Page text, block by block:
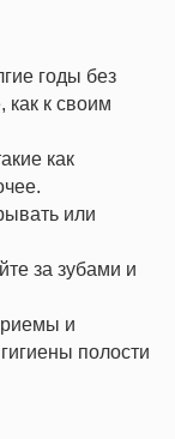
годы без
как к своим
как
или
за зубами и
и
полости